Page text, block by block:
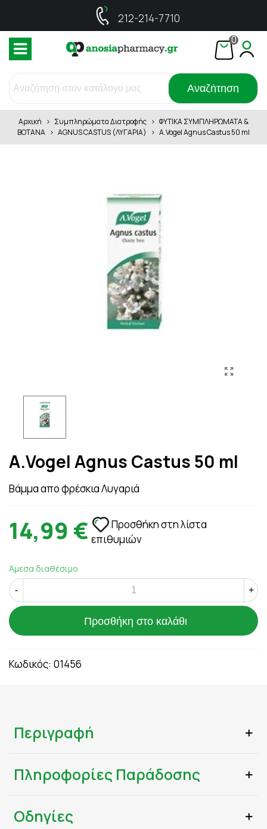
212-214-7710
0
Αναζήτηση
Αρχική > Συμπληρώματα Διατροφής > ΦΥΤΙΚΑ ΣΥΜΠΛΗΡΩΜΑΤΑ &
ΒΟΤΑΝΑ > AGNUS CASTUS (ΛΥΓΑΡΙΑ) > A.Vogel Agnus Castus 50 ml
A.Vogel Agnus Castus 50 ml
Βάμμα απο φρέσκια Λυγαριά
14,99 €
Προσθήκη στη λίστα
επιθυμιών
Άμεσα διαθέσιμο
- +
Προσθήκη στο καλάθι
Κωδικός: 01456
Περιγραφή
Πληροφορίες Παράδοσης
Οδηγίες